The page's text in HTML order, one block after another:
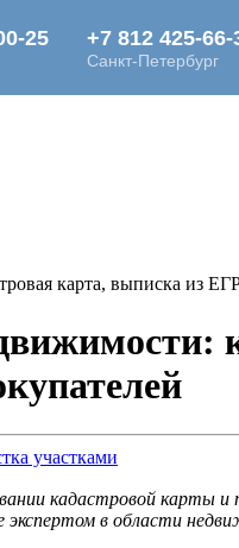
карта, выписка из
участками
кадастровой карты
в области